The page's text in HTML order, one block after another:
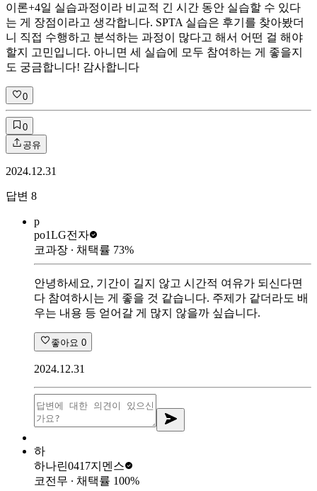
이론+4일 실습과정이라 비교적 긴 시간 동안 실습할 수 있다
는 게 장점이라고 생각합니다. SPTA 실습은 후기를 찾아봤더
니 직접 수행하고 분석하는 과정이 많다고 해서 어떤 걸 해야
할지 고민입니다. 아니면 세 실습에 모두 참여하는 게 좋을지
도 궁금합니다! 감사합니다
0
0
공유
2024.12.31
답변 8
p
po1LG전자
코과장 ∙ 채택률 73%
안녕하세요, 기간이 길지 않고 시간적 여유가 되신다면
다 참여하시는 게 좋을 것 같습니다. 주제가 같더라도 배
우는 내용 등 얻어갈 게 많지 않을까 싶습니다.
좋아요 0
2024.12.31
하
하나린0417지멘스
코전무 ∙ 채택률 100%